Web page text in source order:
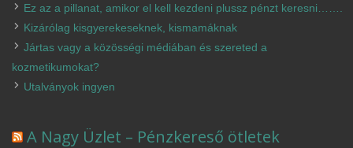
Ez az a pillanat, amikor el kell kezdeni plussz pénzt keresni…….
Kizárólag kisgyerekeseknek, kismamáknak
Jártas vagy a közösségi médiában és szereted a
kozmetikumokat?
Utalványok ingyen
A Nagy Üzlet – Pénzkereső ötletek